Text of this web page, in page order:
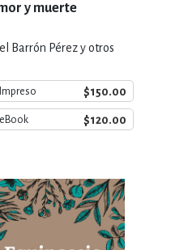
y muerte
Barrón Pérez y otros
Impreso $150.00
eBook $120.00